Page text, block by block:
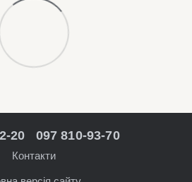
20 097 810-93-70
Контакти